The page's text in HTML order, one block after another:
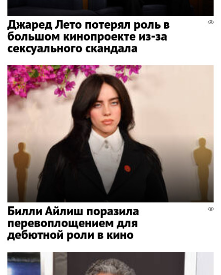
Джаред Лето потерял роль в
большом кинопроекте из-за
сексуального скандала
Билли Айлиш поразила
перевоплощением для
дебютной роли в кино